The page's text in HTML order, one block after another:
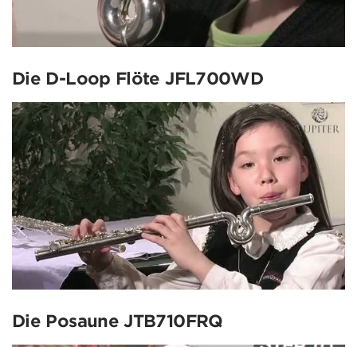
Die D-Loop Flöte JFL700WD
Die Posaune JTB710FRQ